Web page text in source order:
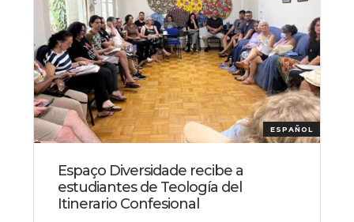
ESPAÑOL
Espaço Diversidade recibe a
estudiantes de Teología del
Itinerario Confesional